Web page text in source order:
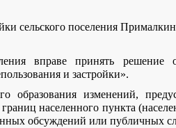
сельского поселения
вправе принять решение
и застройки».
образования изменений,
населенного пункта
обсуждений или публичных